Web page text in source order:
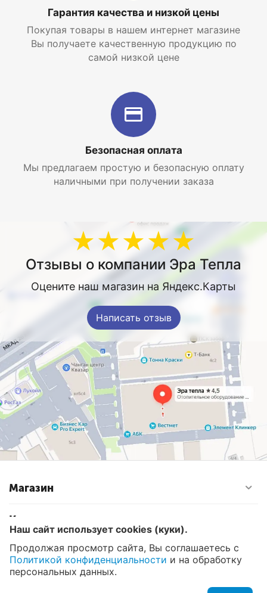
Гарантия качества и низкой цены
Покупая товары в нашем интернет магазине
Вы получаете качественную продукцию по
самой низкой цене
Безопасная оплата
Мы предлагаем простую и безопасную оплату
наличными при получении заказа
★★★★★
Отзывы о компании Эра Тепла
Оцените наш магазин на Яндекс.Карты
Написать отзыв
Магазин
Контакты
© 2008 - 2026 Эра Тепла. Интернет магазин отопительных
систем и водоснабжения в Москве
Наш сайт использует cookies (куки).
Продолжая просмотр сайта, Вы соглашаетесь с
Политикой конфиденциальности и на обработку
персональных данных.